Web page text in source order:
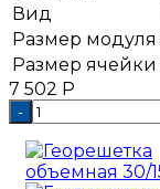
Вид
Размер модуля
Размер ячейки
7 502 Р
-